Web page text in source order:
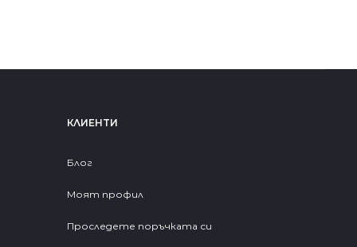
КЛИЕНТИ
Блог
Моят профил
Проследете поръчката си